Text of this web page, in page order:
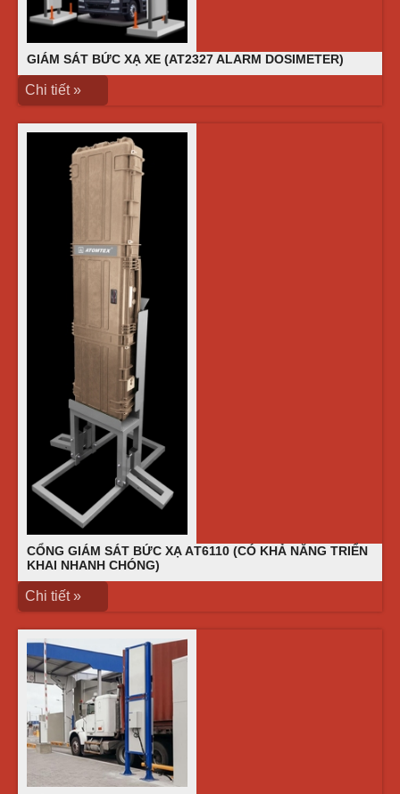
GIÁM SÁT BỨC XẠ XE (AT2327 ALARM DOSIMETER)
Chi tiết »
CỔNG GIÁM SÁT BỨC XẠ AТ6110 (CÓ KHẢ NĂNG TRIỂN
KHAI NHANH CHÓNG)
Chi tiết »